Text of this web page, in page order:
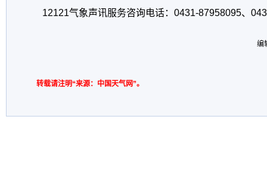
12121气象声讯服务咨询电话：0431-87958095、
编
转载请注明“来源：中国天气网”。